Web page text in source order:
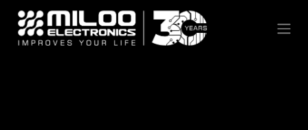
Skip to Content